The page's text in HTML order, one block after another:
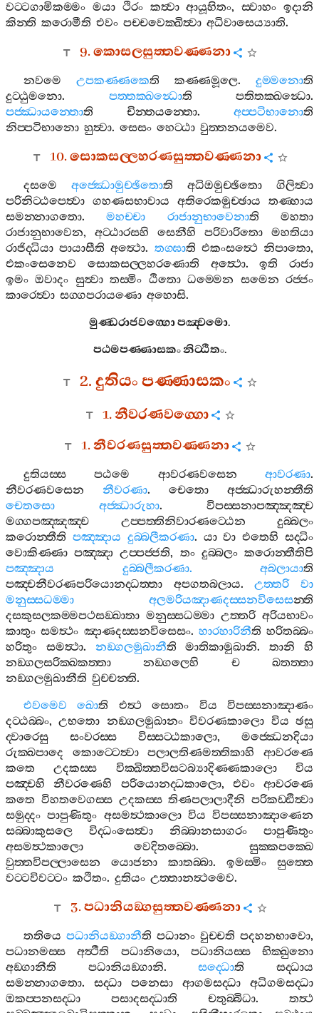
වට‍්ටගාමිකම‍්මං මයා ථිරං කත්‍වා ආයූහිතං,ස‍්වාහං ඉදානි
කින‍්ති කරොමීති එවං පච‍්චවෙක‍්ඛිත්‍වා අධිවාසෙය්‍යාති.
9.කොසලසුත‍්තවණ‍්ණනා
නවමෙ උපකණ‍්ණකෙති කණ‍්ණමූලෙ. දුම‍්මනොති
දුට‍්ඨුමනො. පත‍්තක‍්ඛන්‍ධොති පතිතක‍්ඛන්‍ධො.
පජ‍්ඣායන‍්තොති චින‍්තයන‍්තො. අප‍්පටිභානොති
නිප‍්පටිභානො හුත්‍වා. සෙසං හෙට‍්ඨා වුත‍්තනයමෙව.
10.සොකසල‍්ලහරණසුත‍්තවණ‍්ණනා
දසමෙ අජ‍්ඣොමුච‍්ඡිතොති අධිඔමුච‍්ඡිතො
ගිලිත්‍වා
පරිනිට‍්ඨපෙත්‍වා ගහණසභාවාය අතිරෙකමුච‍්ඡාය
තණ‍්හාය
සමන‍්නාගතො.මහච‍්චා රාජානුභාවෙනාති
මහතා
රාජානුභාවෙන, අට‍්ඨාරසහි සෙනීහි පරිවාරිතො
මහතියා
රාජිද‍්ධියා පායාසීති අත්‍ථො. තග‍්ඝාති එකංසත්‍ථෙ නිපාතො,
එකංසෙනෙව
සොකසල‍්ලහරණොති අත්‍ථො.ඉති
රාජා
ඉමං ඔවාදං සුත්‍වා තස‍්මිං ඨිතො ධම‍්මෙන සමෙන රජ‍්ජං
කාරෙත්‍වා සග‍්ගපරායණො අහොසි.
මුණ‍්ඩරාජවග‍්ගොපඤ‍්චමො.
පඨමපණ‍්ණාසකංනිට‍්ඨිතං.
2.දුතියංපණ‍්ණාසකං
1.නීවරණවග‍්ගො
1.නීවරණසුත‍්තවණ‍්ණනා
දුතියස‍්ස පඨමෙ ආවරණවසෙන ආවරණා.
නීවරණවසෙන
නීවරණා. චෙතො
අජ‍්ඣාරුහන‍්තීති
චෙතසො
අජ‍්ඣාරුහා. විපස‍්සනාපඤ‍්ඤඤ‍්ච
මග‍්ගපඤ‍්ඤඤ‍්ච
උප‍්පත‍්තිනිවාරණට‍්ඨෙන
දුබ‍්බලං
කරොන‍්තීති පඤ‍්ඤාය දුබ‍්බලීකරණා. යා වා එතෙහි සද‍්ධිං
වොකිණ‍්ණා පඤ‍්ඤා උප‍්පජ‍්ජති, තං දුබ‍්බලං කරොන‍්තීතිපි
පඤ‍්ඤාය
දුබ‍්බලීකරණා. අබලායාති
පඤ‍්චනීවරණපරියොනද‍්ධත‍්තා
අපගතබලාය.උත‍්තරි
වා
මනුස‍්සධම‍්මා
අලමරියඤාණදස‍්සනවිසෙසන‍්ති
දසකුසලකම‍්මපථසඞ‍්ඛාතා මනුස‍්සධම‍්මා උත‍්තරි අරියභාවං
කාතුං සමත්‍ථං ඤාණදස‍්සනවිසෙසං. හාරහාරිනීති හරිතබ‍්බං
හරිතුං
සමත්‍ථා. නඞ‍්ගලමුඛානීති මාතිකාමුඛානි.තානි
හි
නඞ‍්ගලසරික‍්ඛකත‍්තා
නඞ‍්ගලෙහි ච
ඛතත‍්තා
නඞ‍්ගලමුඛානීති වුච‍්චන‍්ති.
එවමෙව
ඛොති එත්‍ථ සොතං විය
විපස‍්සනාඤාණං
දට‍්ඨබ‍්බං,උභතො නඞ‍්ගලමුඛානං විවරණකාලො විය ඡසු
ද‍්වාරෙසු
සංවරස‍්ස විස‍්සට‍්ඨකාලො, මජ‍්ඣෙනදියා
රුක‍්ඛපාදෙ
කොට‍්ටෙත්‍වා පලාලතිණමත‍්තිකාහි
ආවරණෙ
කතෙ
උදකස‍්ස වික‍්ඛිත‍්තවිසටබ්‍යාදිණ‍්ණකාලො
විය
පඤ‍්චහි
නීවරණෙහි පරියොනද‍්ධකාලො, එවං
ආවරණෙ
කතෙ විහතවෙගස‍්ස උදකස‍්ස තිණපලාලාදීනි පරිකඩ‍්ඪිත්‍වා
සමුද‍්දං පාපුණිතුං අසමත්‍ථකාලො විය විපස‍්සනාඤාණෙන
සබ‍්බාකුසලෙ
විද‍්ධංසෙත්‍වා නිබ‍්බානසාගරං
පාපුණිතුං
අසමත්‍ථකාලො
වෙදිතබ‍්බො. සුක‍්කපක‍්ඛෙ
වුත‍්තවිපල‍්ලාසෙන
යොජනා කාතබ‍්බා. ඉමස‍්මිං
සුත‍්තෙ
වට‍්ටවිවට‍්ටං කථිතං. දුතියං උත‍්තානත්‍ථමෙව.
3.පධානියඞ‍්ගසුත‍්තවණ‍්ණනා
තතියෙ පධානියඞ‍්ගානීති පධානං වුච‍්චති පදහනභාවො,
පධානමස‍්ස
අත්‍ථීති පධානියො, පධානියස‍්ස
භික‍්ඛුනො
අඞ‍්ගානීති
පධානියඞ‍්ගානි.සද‍්ධොති
සද‍්ධාය
සමන‍්නාගතො. සද‍්ධා පනෙසා ආගමසද‍්ධා
අධිගමසද‍්ධා
ඔකප‍්පනසද‍්ධා
පසාදසද‍්ධාති චතුබ‍්බිධා. තත්‍ථ